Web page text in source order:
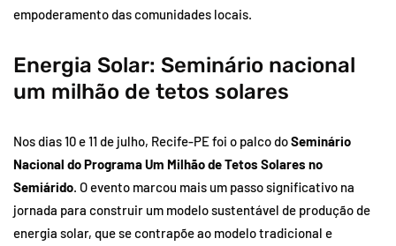
empoderamento das comunidades locais.
Energia Solar: Seminário nacional
um milhão de tetos solares
Nos dias 10 e 11 de julho, Recife-PE foi o palco doSeminário
Nacional do Programa Um Milhão de Tetos Solares no
Semiárido. O evento marcou mais um passo significativo na
jornada para construir um modelo sustentável de produção de
energia solar, que se contrapõe ao modelo tradicional e